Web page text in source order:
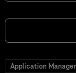
Application